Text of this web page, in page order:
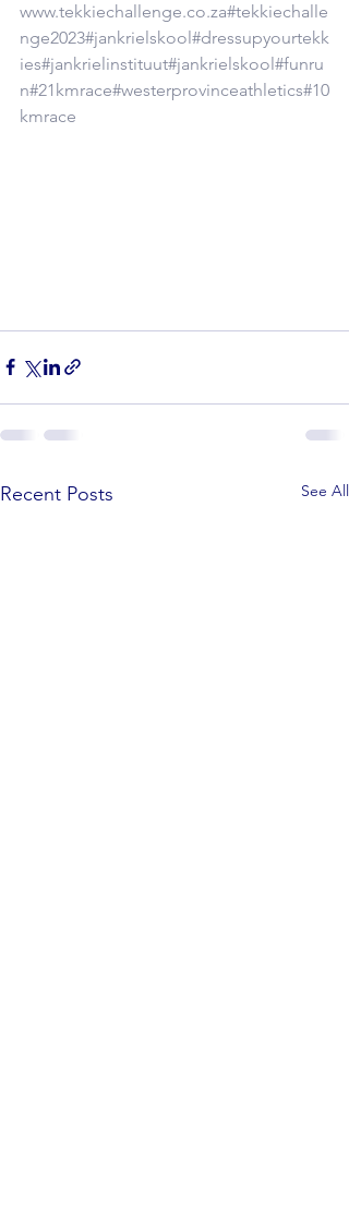
www.tekkiechallenge.co.za#tekkiechalle
nge2023#jankrielskool#dressupyourtekk
ies#jankrielinstituut#jankrielskool#funru
n#21kmrace#westerprovinceathletics#10
kmrace
Recent Posts See All